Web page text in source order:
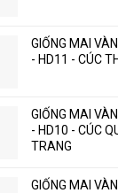
GIỐNG MAI
- HD11 - CÚC
GIỐNG MAI
- HD10 - CÚC
TRANG
GIỐNG MAI